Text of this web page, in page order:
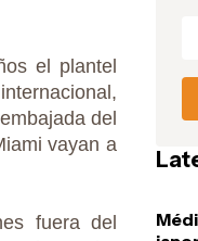
el plantel
del
vayan a
fuera del